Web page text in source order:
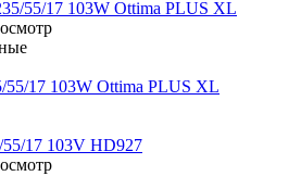
55/17 103W Ottima PLUS XL